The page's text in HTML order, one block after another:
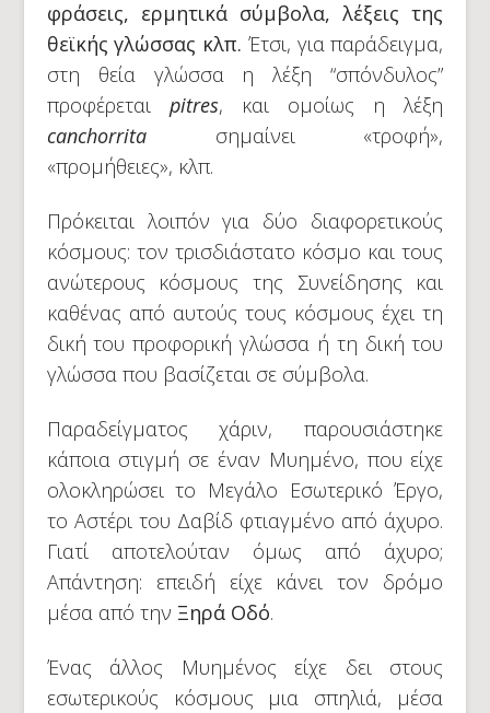
φράσεις, ερμητικά σύμβολα, λέξεις της
θεϊκής γλώσσας κλπ. Έτσι, για παράδειγμα,
στη θεία γλώσσα η λέξη “σπόνδυλος”
προφέρεται pitres, και ομοίως η λέξη
canchorrita σημαίνει «τροφή»,
«προμήθειες», κλπ.
Πρόκειται λοιπόν για δύο διαφορετικούς
κόσμους: τον τρισδιάστατο κόσμο και τους
ανώτερους κόσμους της Συνείδησης και
καθένας από αυτούς τους κόσμους έχει τη
δική του προφορική γλώσσα ή τη δική του
γλώσσα που βασίζεται σε σύμβολα.
Παραδείγματος χάριν, παρουσιάστηκε
κάποια στιγμή σε έναν Μυημένο, που είχε
ολοκληρώσει το Μεγάλο Εσωτερικό Έργο,
το Αστέρι του Δαβίδ φτιαγμένο από άχυρο.
Γιατί αποτελούταν όμως από άχυρο;
Απάντηση: επειδή είχε κάνει τον δρόμο
μέσα από την Ξηρά Οδό.
Ένας άλλος Μυημένος είχε δει στους
εσωτερικούς κόσμους μια σπηλιά, μέσα